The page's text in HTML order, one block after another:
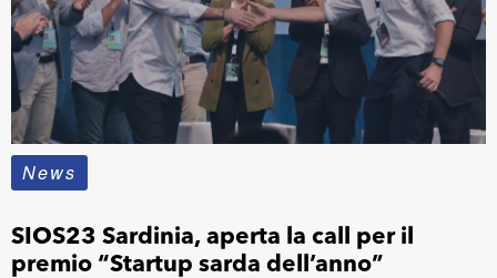
News
SIOS23 Sardinia, aperta la call per il
premio “Startup sarda dell’anno”